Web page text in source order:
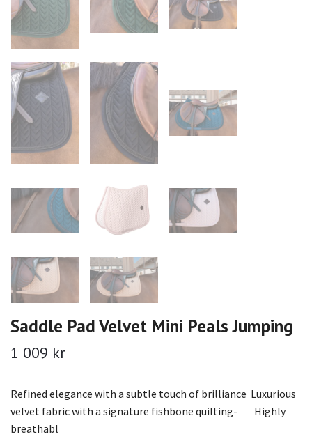
Saddle Pad Velvet Mini Peals Jumping
1 009 kr
Refined elegance with a subtle touch of brilliance Luxurious
velvet fabric with a signature fishbone quilting- Highly
breathabl